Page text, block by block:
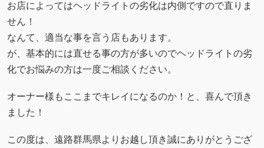
お店によってはヘッドライトの劣化は内側ですので直りま
せん！
なんて、適当な事を言う店もあります。
が、基本的には直せる事の方が多いのでヘッドライトの劣
化でお悩みの方は一度ご相談ください。
オーナー様もここまでキレイになるのか！と、喜んで頂き
ました！
この度は、遠路群馬県よりお越し頂き誠にありがとうござ